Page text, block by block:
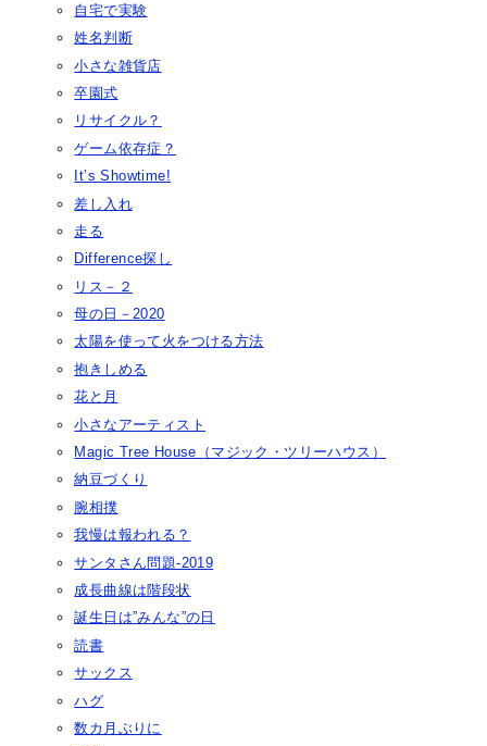
自宅で実験
姓名判断
小さな雑貨店
卒園式
リサイクル？
ゲーム依存症？
It’s Showtime!
差し入れ
走る
Difference探し
リス－２
母の日－2020
太陽を使って火をつける方法
抱きしめる
花と月
小さなアーティスト
Magic Tree House（マジック・ツリーハウス）
納豆づくり
腕相撲
我慢は報われる？
サンタさん問題-2019
成長曲線は階段状
誕生日は”みんな”の日
読書
サックス
ハグ
数カ月ぶりに